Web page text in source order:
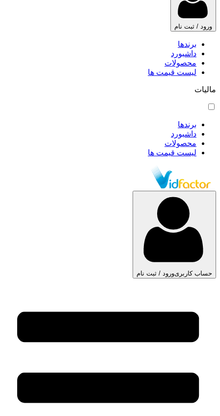
ورود / ثبت نام
برندها
داشبورد
محصولات
لیست قیمت ها
مالیات
برندها
داشبورد
محصولات
لیست قیمت ها
حساب کاربریورود / ثبت نام